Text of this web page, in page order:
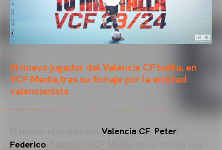
El nuevo jugador del Valencia CF habla, en
VCF Media,tras su fichaje por la entidad
valencianista
Valencia CF Peter
Federico